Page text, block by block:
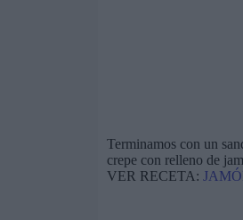
Terminamos con un
crepe con relleno de
VER RECETA: